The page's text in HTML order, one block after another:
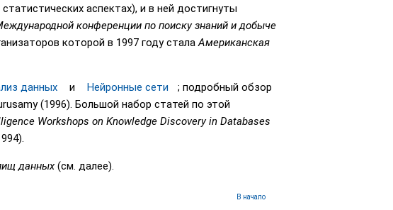
аспектах), и в ней достигнуты
конференции по поиску знаний и добыче
которой в 1997 году сталаАмериканская
данных и Нейронные сети
; подробный обзор
(1996). Большой набор статей по этой
Workshops on Knowledge Discovery in Databases
данных(см. далее).
В начало